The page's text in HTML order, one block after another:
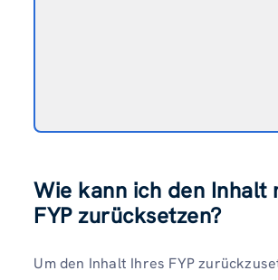
Wie kann ich den Inhalt
FYP zurücksetzen?
Um den Inhalt Ihres FYP